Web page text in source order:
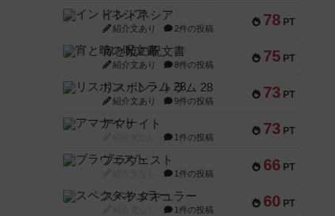
78 PT
インドネシア
紹介文あり 2件の投稿
75 PT
宵と暁の呪文書
紹介文あり 8件の投稿
73 PT
リスボン・トラム 28
紹介文あり 9件の投稿
73 PT
アマナイト
1件の投稿
66 PT
ブラヴェスト
1件の投稿
60 PT
スペクタキュラー
1件の投稿